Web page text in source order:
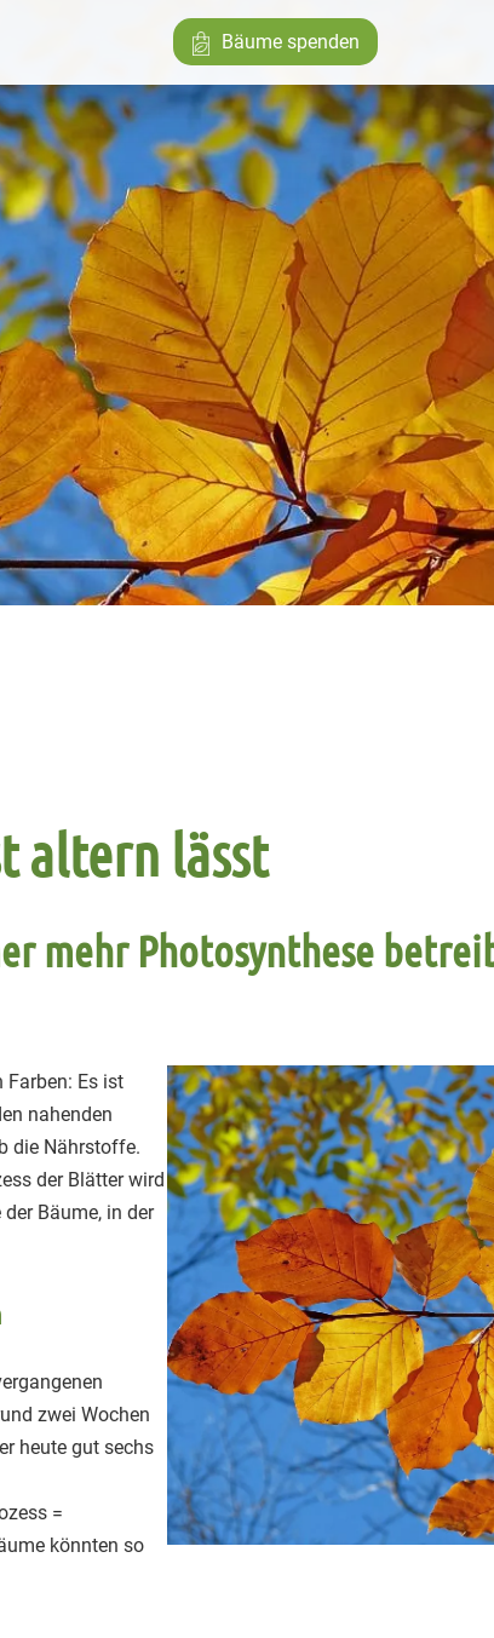
Bäume spenden
altern lässt
mehr Photosynthese
Farben: Es ist
nahenden
die Nährstoffe.
der Blätter wird
Bäume, in der
zwei Wochen
heute gut sechs
=
könnten so